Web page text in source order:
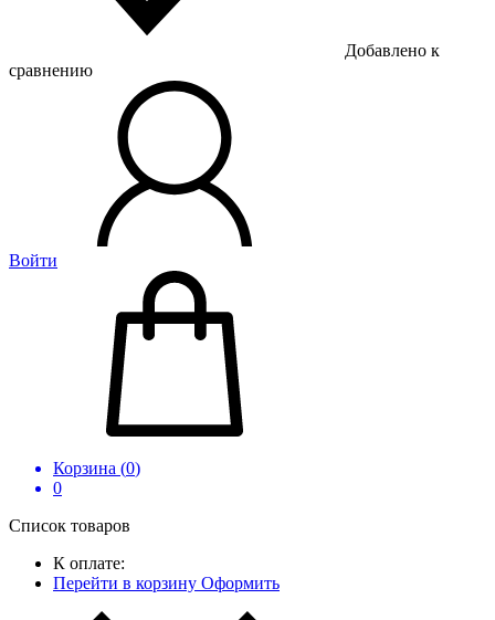
Добавлено к
сравнению
Войти
Корзина (0)
0
Список товаров
К оплате:
Перейти в корзину Оформить